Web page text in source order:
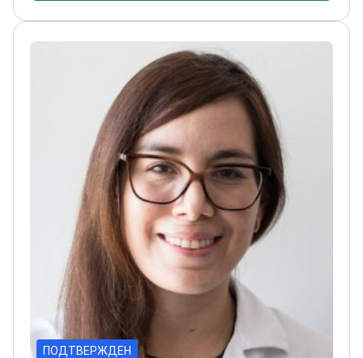
Испании. Руководит интегрированной
междисциплинарной моделью с доступом к
таргетной терапии и участию в клинических
исследованиях. Он — пионер прецизионной
онкологии. Применяет молекулярное
профилирование и лечение, основанное на
биомаркерах. Автор более 300 рецензируемых
публикаций. Является ведущим исследователем
и входит в руководящие комитеты многих
международных исследований. Эти работы
помогают формировать стандарты лечения при
уротелиальном раке мочевого пузыря и
нейроэндокринных опухолях. Участвует в
разработке рекомендаций и программ ESMO,
ASCO, ENETS и EAU.
ПОДТВЕРЖДЕН